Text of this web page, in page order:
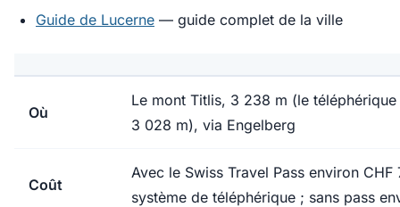
Guide de Lucerne — guide complet de la ville
Où
Le mont Titlis, 3 238 m (le
3 028 m), via Engelberg
Coût
Avec le Swiss Travel Pass environ
système de téléphérique ; sans pass